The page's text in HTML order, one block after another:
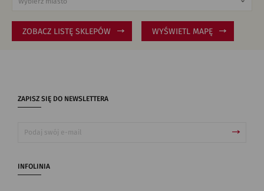
ZOBACZ LISTĘ SKLEPÓW WYŚWIETL MAPĘ
ZAPISZ SIĘ DO NEWSLETTERA
INFOLINIA